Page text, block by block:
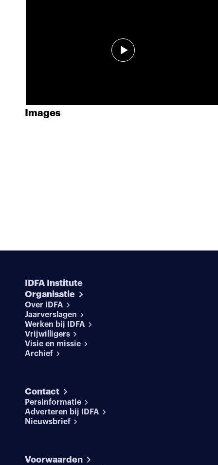
Images
IDFA Institute
Organisatie
Over IDFA
Jaarverslagen
Werken bij IDFA
Vrijwilligers
Visie en missie
Archief
Contact
Persinformatie
Adverteren bij IDFA
Nieuwsbrief
Voorwaarden